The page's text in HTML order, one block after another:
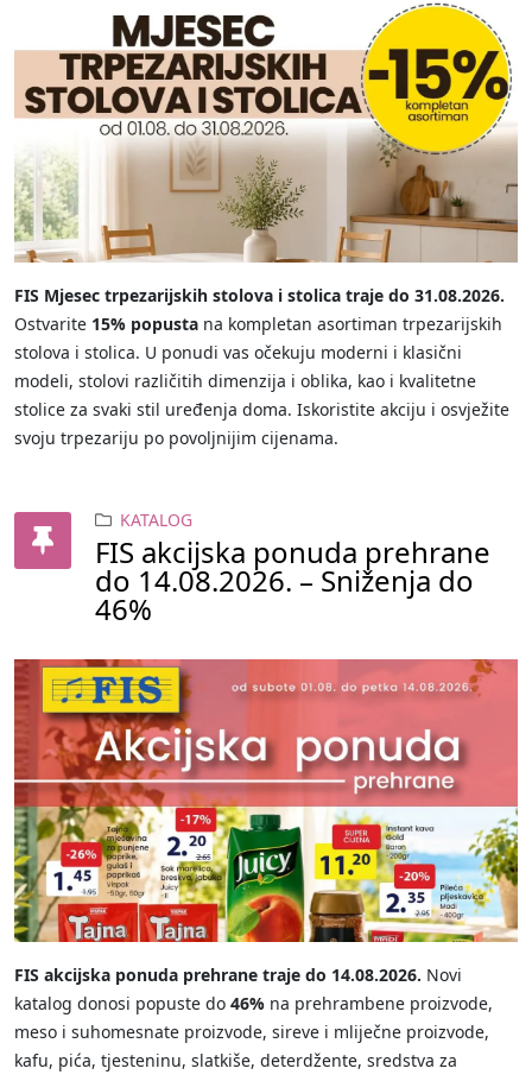
FIS Mjesec trpezarijskih stolova i stolica traje do 31.08.2026.
Ostvarite 15% popusta na kompletan asortiman trpezarijskih
stolova i stolica. U ponudi vas očekuju moderni i klasični
modeli, stolovi različitih dimenzija i oblika, kao i kvalitetne
stolice za svaki stil uređenja doma. Iskoristite akciju i osvježite
svoju trpezariju po povoljnijim cijenama.
KATALOG
FIS akcijska ponuda prehrane
do 14.08.2026. – Sniženja do
46%
FIS akcijska ponuda prehrane traje do 14.08.2026. Novi
katalog donosi popuste do 46% na prehrambene proizvode,
meso i suhomesnate proizvode, sireve i mliječne proizvode,
kafu, pića, tjesteninu, slatkiše, deterdžente, sredstva za